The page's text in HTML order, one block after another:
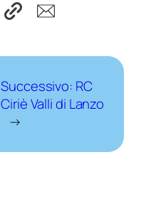
Successivo: RC
Ciriè Valli di Lanzo
→